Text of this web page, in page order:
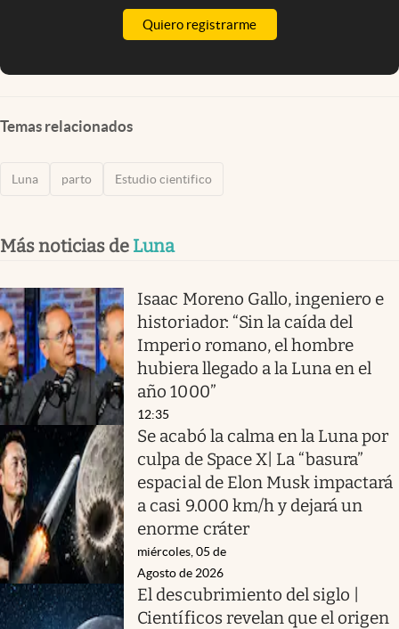
Quiero registrarme
Temas relacionados
Luna parto Estudio cientifico
Más noticias de Luna
Isaac Moreno Gallo, ingeniero e
historiador: “Sin la caída del
Imperio romano, el hombre
hubiera llegado a la Luna en el
año 1000”
12:35
Se acabó la calma en la Luna por
culpa de Space X| La “basura”
espacial de Elon Musk impactará
a casi 9.000 km/h y dejará un
enorme cráter
miércoles, 05 de
Agosto de 2026
El descubrimiento del siglo |
Científicos revelan que el origen